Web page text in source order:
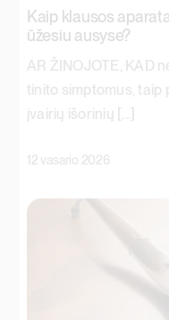
Kaip klausos
ūžesiu ausyse?
AR ŽINOJOTE, KAD
tinito simptomus, taip
įvairių išorinių [...]
12 vasario 2026